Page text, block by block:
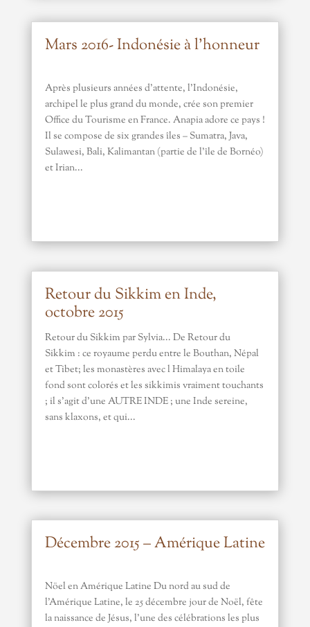
Mars 2016- Indonésie à l’honneur
Après plusieurs années d’attente, l’Indonésie,
archipel le plus grand du monde, crée son premier
Office du Tourisme en France. Anapia adore ce pays !
Il se compose de six grandes îles – Sumatra, Java,
Sulawesi, Bali, Kalimantan (partie de l’île de Bornéo)
et Irian...
Retour du Sikkim en Inde,
octobre 2015
Retour du Sikkim par Sylvia... De Retour du
Sikkim : ce royaume perdu entre le Bouthan, Népal
et Tibet; les monastères avec l Himalaya en toile
fond sont colorés et les sikkimis vraiment touchants
; il s'agit d'une AUTRE INDE ; une Inde sereine,
sans klaxons, et qui...
Décembre 2015 – Amérique Latine
Nöel en Amérique Latine Du nord au sud de
l’Amérique Latine, le 25 décembre jour de Noël, fête
la naissance de Jésus, l’une des célébrations les plus